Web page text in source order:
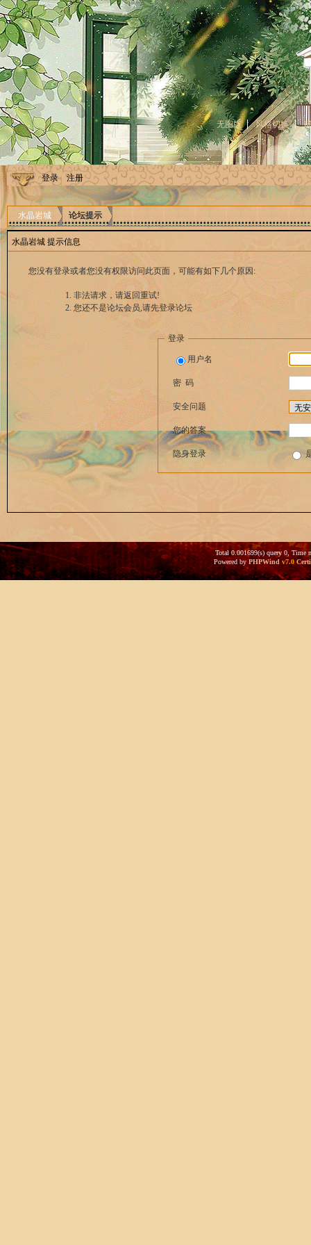
无图版 风格切换
登录 注册
水晶岩城 论坛提示
水晶岩城 提示信息
您没有登录或者您没有权限访问此页面，可能有如下几个原因:
非法请求，请返回重试!
您还不是论坛会员,请先登录论坛
登录
用户名
密 码
安全问题
您的答案
隐身登录
Total 0.001699(s) query 0, Time
Powered byPHPWind v7.0